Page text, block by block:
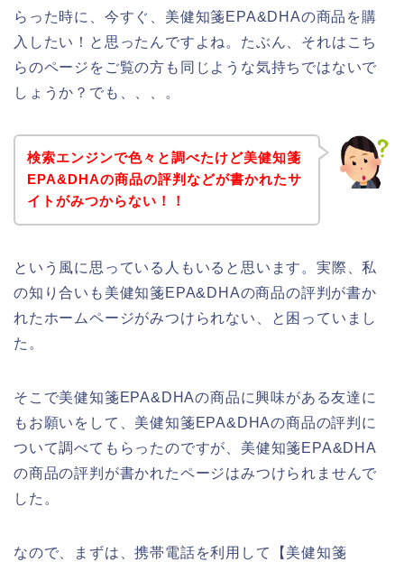
らった時に、今すぐ、美健知箋EPA&DHAの商品を購
入したい！と思ったんですよね。たぶん、それはこち
らのページをご覧の方も同じような気持ちではないで
しょうか？でも、、、。
検索エンジンで色々と調べたけど美健知箋
EPA&DHAの商品の評判などが書かれたサ
イトがみつからない！！
という風に思っている人もいると思います。実際、私
の知り合いも美健知箋EPA&DHAの商品の評判が書か
れたホームページがみつけられない、と困っていまし
た。
そこで美健知箋EPA&DHAの商品に興味がある友達に
もお願いをして、美健知箋EPA&DHAの商品の評判に
ついて調べてもらったのですが、美健知箋EPA&DHA
の商品の評判が書かれたページはみつけられませんで
した。
なので、まずは、携帯電話を利用して【美健知箋